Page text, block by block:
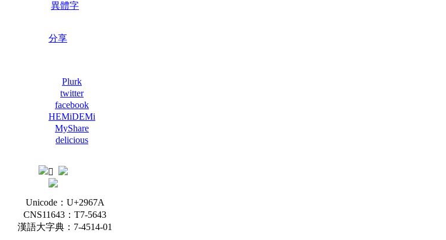
異體字
分享
Plurk
twitter
facebook
HEMiDEMi
MyShare
delicious
Unicode：U+2967A
CNS11643：T7-5643
漢語大字典：7-4514-01